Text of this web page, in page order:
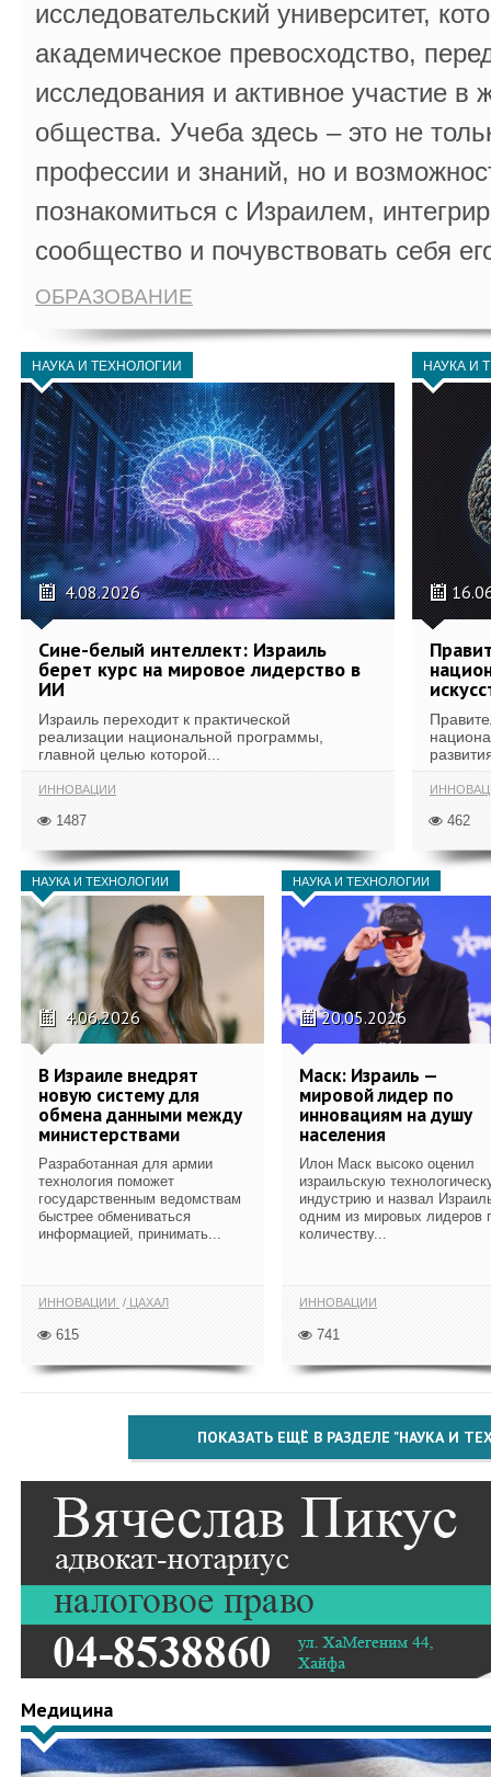
исследовательский университет,
академическое превосходство,
исследования и активное участие в
общества. Учеба здесь – это не
профессии и знаний, но и
познакомиться с Израилем,
сообщество и почувствовать себя
ОБРАЗОВАНИЕ
НАУКА И ТЕХНОЛОГИИ
4.08.2026
Сине-белый интеллект: Израиль
берет курс на мировое лидерство в
ИИ
Израиль переходит к практической
реализации национальной программы,
главной целью которой...
ИННОВАЦИИ
1487
НАУКА И
462
НАУКА И ТЕХНОЛОГИИ
4.06.2026
В Израиле внедрят
новую систему для
обмена данными между
министерствами
Разработанная для армии
технология поможет
государственным ведомствам
быстрее обмениваться
информацией, принимать...
ИННОВАЦИИ ЦАХАЛ
615
НАУКА И ТЕХНОЛОГИИ
20.05.2026
Маск: Израиль —
мировой лидер по
инновациям на душу
населения
Илон Маск высоко оценил
израильскую
индустрию и назвал
одним из мировых лидеров
количеству...
ИННОВАЦИИ
741
ПОКАЗАТЬ ЕЩЁ В РАЗДЕЛЕ "НАУКА И
Медицина